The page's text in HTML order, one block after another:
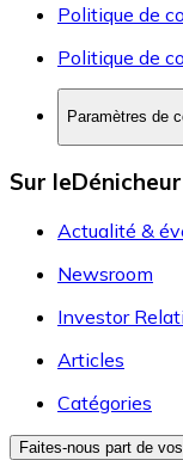
Politique de
Politique de
Paramètres de
Sur leDénicheur
Actualité &
Newsroom
Investor
Articles
Catégories
Faites-nous part de